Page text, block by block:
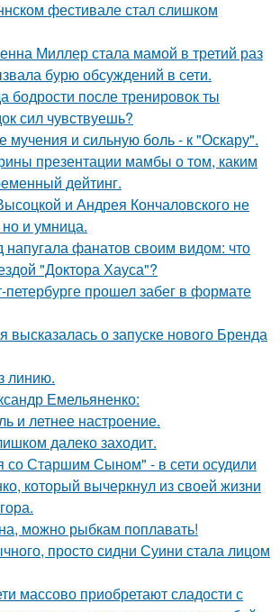
фестивале стал слишком
Миллер стала мамой в третий раз
бурю обсуждений в сети.
бодрости после тренировок ты
сил чувствуешь?
мучения и сильную боль - к "Оскару".
презентации мамбы о том, каким
дeйтинг.
и Андрея Кончаловского не
но и умница.
фанатов своим видом: что
"Доктора Хауса"?
петербурге прошел забег в формате
высказалась о запуске нового Бренда
линию.
Емельяненко:
и летнее настроение.
далеко заходит.
Старшим Сыном" - в сети осудили
который вычеркнул из своей жизни
можно рыбкам поплавать!
просто сидни Суини стала лицом
массово приобретают сладости с